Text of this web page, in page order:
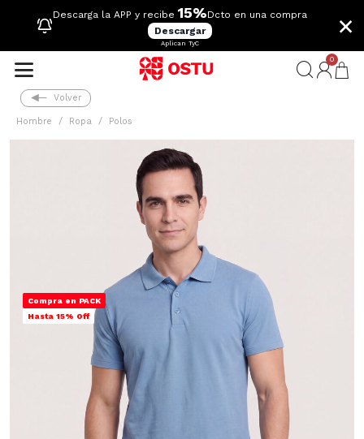
Descarga la APP y recibe 15%Dcto en una compra
Descargar
Aplican TyC
×
0
Volver
Hombre Ropa Polos
Compra en PACK
Hasta 15% Off